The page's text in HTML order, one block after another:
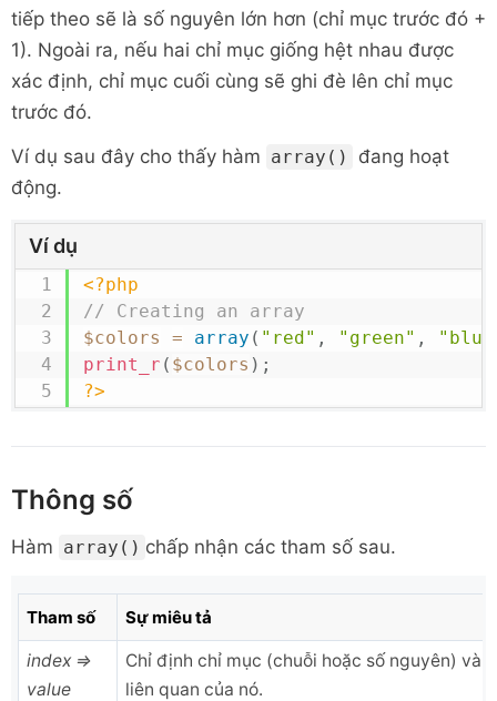
tiếp theo sẽ là số nguyên lớn hơn (chỉ mục trước đó +
1). Ngoài ra, nếu hai chỉ mục giống hệt nhau được
xác định, chỉ mục cuối cùng sẽ ghi đè lên chỉ mục
trước đó.
Ví dụ sau đây cho thấy hàm array()
đang hoạt
động.
Ví dụ
<?php
// Creating an array
$colors
= array ( "red" , "green" ,
print_r ( $colors ) ;
?>
Thông số
Hàm array() chấp nhận các tham số sau.
Tham số Sự miêu tả
index =>
value
Chỉ định chỉ mục (chuỗi hoặc số nguyên) và
liên quan của nó.